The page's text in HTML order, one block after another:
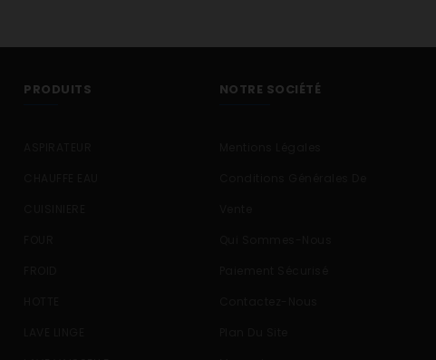
PRODUITS NOTRE SOCIÉTÉ